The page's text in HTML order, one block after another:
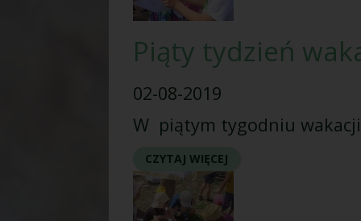
Piąty tydzień
02-08-2019
W piątym tygodniu wakacji
CZYTAJ WIĘCEJ